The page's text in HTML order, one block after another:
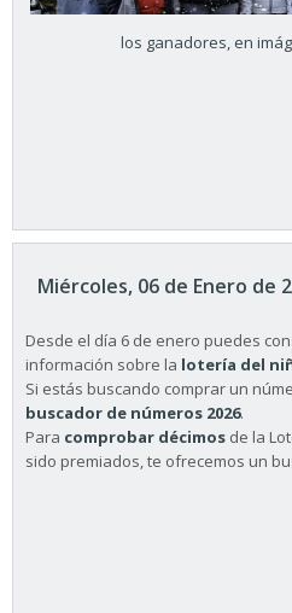
los ganadores, en
Miércoles, 06 de Enero de
Desde el día 6 de enero puedes
información sobre la lotería del
Si estás buscando comprar un
buscador de números 2026.
Para comprobar décimos de la
sido premiados, te ofrecemos un